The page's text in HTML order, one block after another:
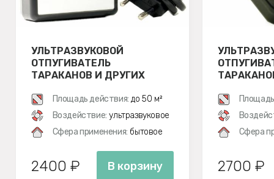
УЛЬТРАЗВУКОВОЙ
ОТПУГИВАТЕЛЬ
ТАРАКАНОВ И ДРУГИХ
Площадь действия: до 50 м²
Воздействие: ультразвуковое
Сфера применения: бытовое
2400 ₽ В корзину
Сфера
2700 ₽